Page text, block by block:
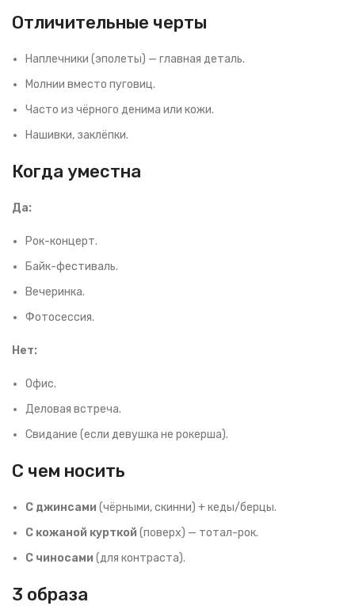
Отличительные черты
Наплечники (эполеты) — главная деталь.
Молнии вместо пуговиц.
Часто из чёрного денима или кожи.
Нашивки, заклёпки.
Когда уместна
Да:
Рок-концерт.
Байк-фестиваль.
Вечеринка.
Фотосессия.
Нет:
Офис.
Деловая встреча.
Свидание (если девушка не рокерша).
С чем носить
С джинсами (чёрными, скинни) + кеды/берцы.
С кожаной курткой (поверх) — тотал-рок.
С чиносами (для контраста).
3 образа